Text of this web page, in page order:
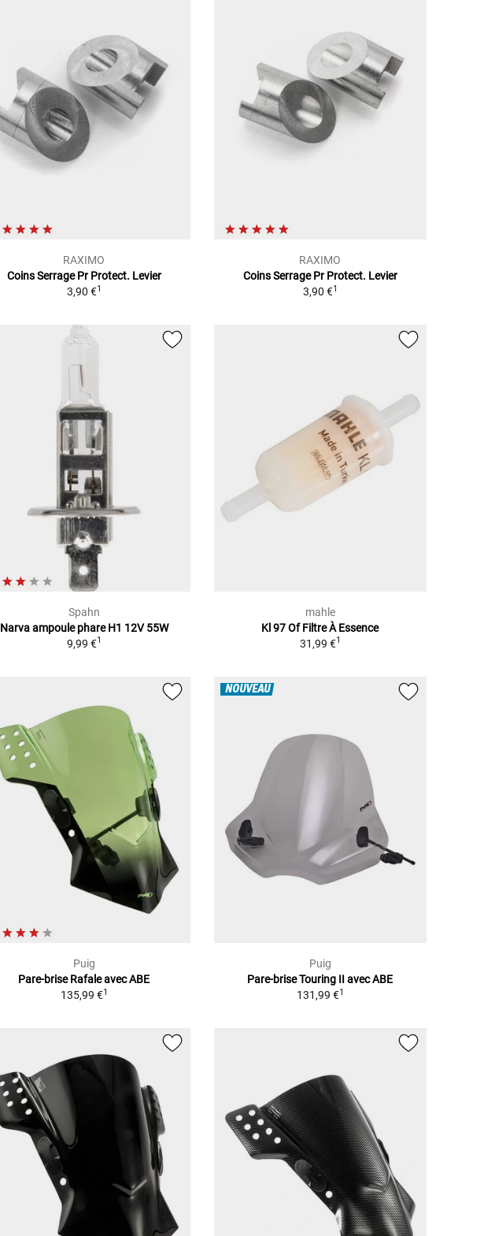
RAXIMO
Coins Serrage Pr Protect. Levier
3,90 €1
RAXIMO
Coins Serrage Pr Protect. Levier
3,90 €1
Spahn
Narva ampoule phare H1 12V 55W
9,99 €1
mahle
Kl 97 Of Filtre À Essence
31,99 €1
Puig
Pare-brise Rafale avec ABE
135,99 €1
NOUVEAU
Puig
Pare-brise Touring II avec ABE
131,99 €1